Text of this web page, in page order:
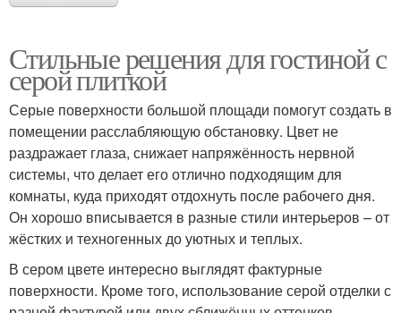
Стильные решения для гостиной с
серой плиткой
Серые поверхности большой площади помогут создать в
помещении расслабляющую обстановку. Цвет не
раздражает глаза, снижает напряжённость нервной
системы, что делает его отлично подходящим для
комнаты, куда приходят отдохнуть после рабочего дня.
Он хорошо вписывается в разные стили интерьеров – от
жёстких и техногенных до уютных и теплых.
В сером цвете интересно выглядят фактурные
поверхности. Кроме того, использование серой отделки с